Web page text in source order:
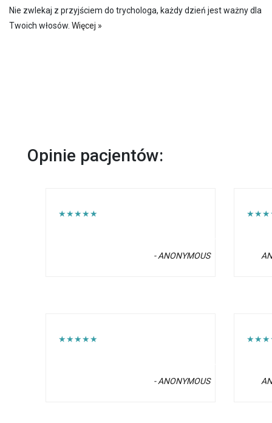
Nie zwlekaj z przyjściem do trychologa, każdy dzień jest ważny dla
Twoich włosów. Więcej »
Opinie pacjentów:
★★★★★
- ANONYMOUS
★★★★★
- ANONYMOUS